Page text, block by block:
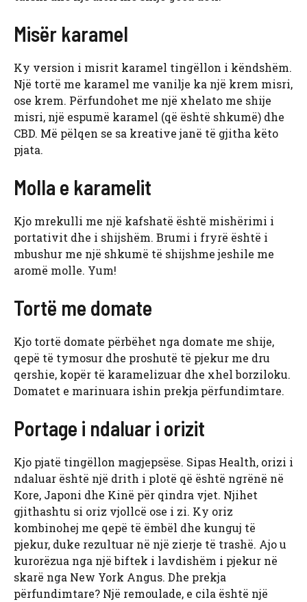
Misër karamel
Ky version i misrit karamel tingëllon i këndshëm.
Një tortë me karamel me vanilje ka një krem ​​misri,
ose krem. Përfundohet me një xhelato me shije
misri, një espumë karamel (që është shkumë) dhe
CBD. Më pëlqen se sa kreative janë të gjitha këto
pjata.
Molla e karamelit
Kjo mrekulli me një kafshatë është mishërimi i
portativit dhe i shijshëm. Brumi i fryrë është i
mbushur me një shkumë të shijshme jeshile me
aromë molle. Yum!
Tortë me domate
Kjo tortë domate përbëhet nga domate me shije,
qepë të tymosur dhe proshutë të pjekur me dru
qershie, kopër të karamelizuar dhe xhel borziloku.
Domatet e marinuara ishin prekja përfundimtare.
Portage i ndaluar i orizit
Kjo pjatë tingëllon magjepsëse. Sipas Health, orizi i
ndaluar është një drith i plotë që është ngrënë në
Kore, Japoni dhe Kinë për qindra vjet. Njihet
gjithashtu si oriz vjollcë ose i zi. Ky oriz
kombinohej me qepë të ëmbël dhe kunguj të
pjekur, duke rezultuar në një zierje të trashë. Ajo u
kurorëzua nga një biftek i lavdishëm i pjekur në
skarë nga New York Angus. Dhe prekja
përfundimtare? Një remoulade, e cila është një